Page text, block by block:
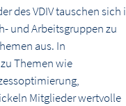
des VDIV tauschen sich
und Arbeitsgruppen zu
aus. In
Themen wie
Mitglieder wertvolle